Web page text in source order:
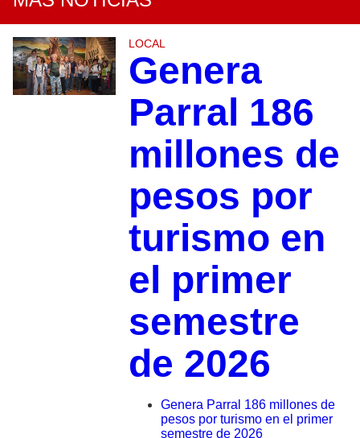
LOCAL
Genera
Parral 186
millones de
pesos por
turismo en
el primer
semestre
de 2026
Genera Parral 186 millones de
pesos por turismo en el primer
semestre de 2026